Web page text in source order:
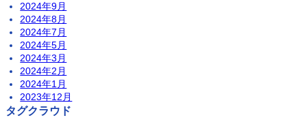
2024年9月
2024年8月
2024年7月
2024年5月
2024年3月
2024年2月
2024年1月
2023年12月
タグクラウド